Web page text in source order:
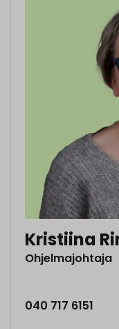
Kristiina
Ohjelmajohtaja
040 717 6151